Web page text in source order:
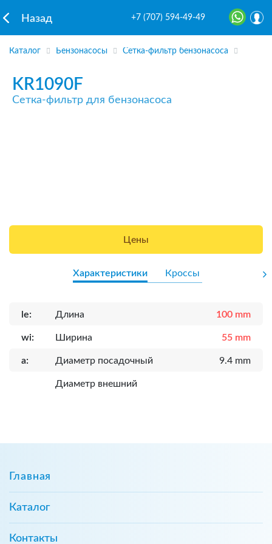
Назад +7 (707) 594-49-49
Каталог Бензонасосы Сетка-фильтр бензонасоса
KR1090F
Сетка-фильтр для бензонасоса
Цены
Характеристики Кроссы
le: Длина 100 mm
wi: Ширина 55 mm
a: Диаметр посадочный 9.4 mm
Диаметр внешний
Главная
Каталог
Контакты